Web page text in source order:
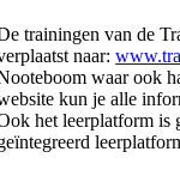
trainingen van de
naar:
waar ook
kun je alle
het leerplatform is